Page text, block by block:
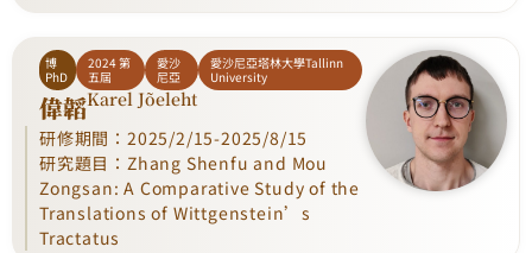
博
PhD
2024 第
五屆
愛沙
尼亞
愛沙尼亞塔林大學Tallinn
University
偉韜Karel Jõeleht
研修期間：2025/2/15-2025/8/15
研究題目：Zhang Shenfu and Mou
Zongsan: A Comparative Study of the
Translations of Wittgenstein’s
Tractatus